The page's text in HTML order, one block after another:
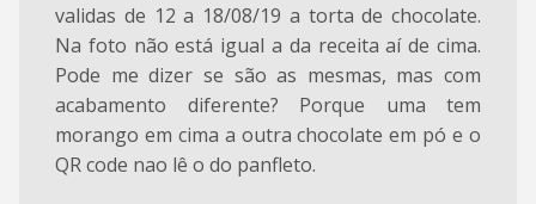
validas de 12 a 18/08/19 a torta de chocolate.
Na foto não está igual a da receita aí de cima.
Pode me dizer se são as mesmas, mas com
acabamento diferente? Porque uma tem
morango em cima a outra chocolate em pó e o
QR code nao lê o do panfleto.